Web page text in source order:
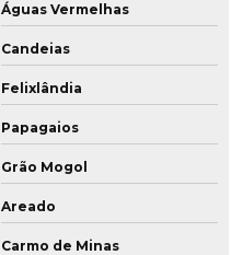
Águas Vermelhas
Candeias
Felixlândia
Papagaios
Grão Mogol
Areado
Carmo de Minas